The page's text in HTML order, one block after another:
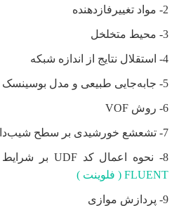
2- مواد تغییرفاز‌دهنده
3- محیط متخلخل
4- استقلال نتایج از اندازه شبکه
5- جابه‌جایی طبیعی و مدل بوسینسک
6- روش VOF
7- تشعشع خورشیدی بر سطح شیب‌دار
8- نحوه اعمال کد UDF بر شرایط مرزی در
FLUENT ( فلوینت )
9- پردازش موازی